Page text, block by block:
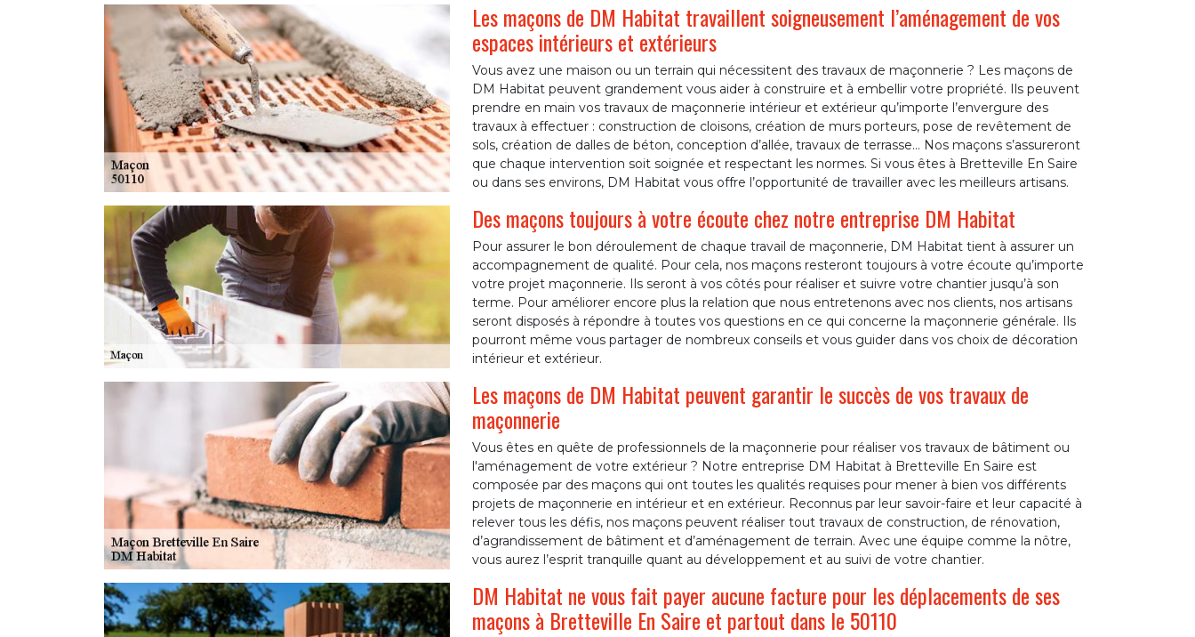
Les maçons de DM Habitat travaillent soigneusement l’aménagement de vos
espaces intérieurs et extérieurs
Vous avez une maison ou un terrain qui nécessitent des travaux de maçonnerie ? Les maçons de
DM Habitat peuvent grandement vous aider à construire et à embellir votre propriété. Ils peuvent
prendre en main vos travaux de maçonnerie intérieur et extérieur qu’importe l’envergure des
travaux à effectuer : construction de cloisons, création de murs porteurs, pose de revêtement de
sols, création de dalles de béton, conception d’allée, travaux de terrasse… Nos maçons s’assureront
que chaque intervention soit soignée et respectant les normes. Si vous êtes à Bretteville En Saire
ou dans ses environs, DM Habitat vous offre l’opportunité de travailler avec les meilleurs artisans.
Des maçons toujours à votre écoute chez notre entreprise DM Habitat
Pour assurer le bon déroulement de chaque travail de maçonnerie, DM Habitat tient à assurer un
accompagnement de qualité. Pour cela, nos maçons resteront toujours à votre écoute qu’importe
votre projet maçonnerie. Ils seront à vos côtés pour réaliser et suivre votre chantier jusqu’à son
terme. Pour améliorer encore plus la relation que nous entretenons avec nos clients, nos artisans
seront disposés à répondre à toutes vos questions en ce qui concerne la maçonnerie générale. Ils
pourront même vous partager de nombreux conseils et vous guider dans vos choix de décoration
intérieur et extérieur.
Les maçons de DM Habitat peuvent garantir le succès de vos travaux de
maçonnerie
Vous êtes en quête de professionnels de la maçonnerie pour réaliser vos travaux de bâtiment ou
l'aménagement de votre extérieur ? Notre entreprise DM Habitat à Bretteville En Saire est
composée par des maçons qui ont toutes les qualités requises pour mener à bien vos différents
projets de maçonnerie en intérieur et en extérieur. Reconnus par leur savoir-faire et leur capacité à
relever tous les défis, nos maçons peuvent réaliser tout travaux de construction, de rénovation,
d’agrandissement de bâtiment et d’aménagement de terrain. Avec une équipe comme la nôtre,
vous aurez l’esprit tranquille quant au développement et au suivi de votre chantier.
DM Habitat ne vous fait payer aucune facture pour les déplacements de ses
maçons à Bretteville En Saire et partout dans le 50110